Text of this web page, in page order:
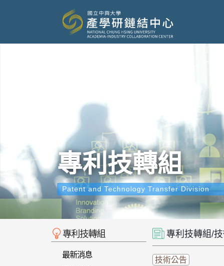
專利技轉組
Patent and Technology Transfer Division
專利技轉組
最新消息
專利技轉組/
技術公告